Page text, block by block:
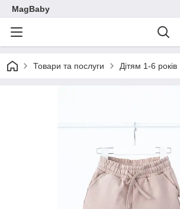
MagBaby
Товари та послуги Дітям 1-6 років